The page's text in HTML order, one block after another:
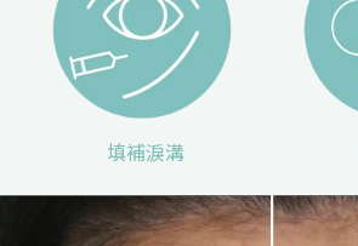
填補淚溝